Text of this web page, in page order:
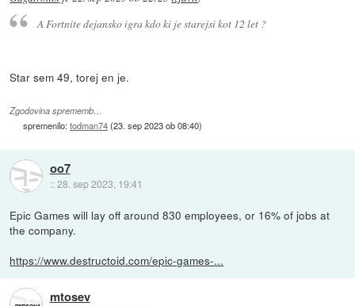
A Fortnite dejansko igra kdo ki je starejsi kot 12 let ?
Star sem 49, torej en je.
Zgodovina sprememb…
spremenilo:todman74(23. sep 2023 ob 08:40)
oo7
::28. sep 2023, 19:41
Epic Games will lay off around 830 employees, or 16% of jobs at
the company.
https://www.destructoid.com/epic-games-...
mtosev